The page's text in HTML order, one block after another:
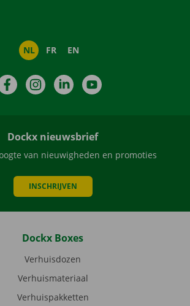
NL FR EN
FacebookInstagramLinkedIn
Dockx nieuwsbrief
van nieuwigheden en promoties
INSCHRIJVEN
Dockx Boxes
Verhuisdozen
Verhuismateriaal
Verhuispakketten